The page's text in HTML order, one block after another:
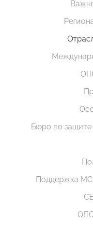
Бюро по
Поддержка